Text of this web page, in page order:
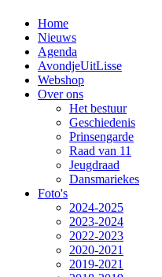
Home
Nieuws
Agenda
AvondjeUitLisse
Webshop
Over ons
Het bestuur
Geschiedenis
Prinsengarde
Raad van 11
Jeugdraad
Dansmariekes
Foto's
2024-2025
2023-2024
2022-2023
2020-2021
2019-2021